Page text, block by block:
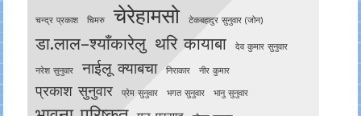
चन्द्र प्रकाश चिमरु चेरेहामसो टेकबहादुर सुनुवार (जोन)
डा.लाल–श्याँकारेलु थरि कायाबा देव कुमार सुनुवार
नरेश सुनुवार नाईलू क्याबचा निराकार नीर कुमार
प्रकाश सुनुवार प्रेम सुनुवार भगत सुनुवार भानु सुनुवार